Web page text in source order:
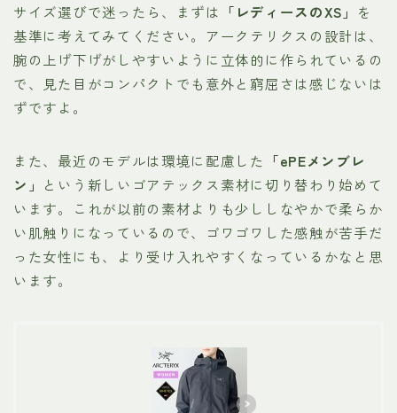
サイズ選びで迷ったら、まずは 「レディースのXS」 を
基準に考えてみてください。アークテリクスの設計は、
腕の上げ下げがしやすいように立体的に作られているの
で、見た目がコンパクトでも意外と窮屈さは感じないは
ずですよ。
また、最近のモデルは環境に配慮した
「ePEメンブレ
ン」 という新しいゴアテックス素材に切り替わり始めて
います。これが以前の素材よりも少ししなやかで柔らか
い肌触りになっているので、ゴワゴワした感触が苦手だ
った女性にも、より受け入れやすくなっているかなと思
います。